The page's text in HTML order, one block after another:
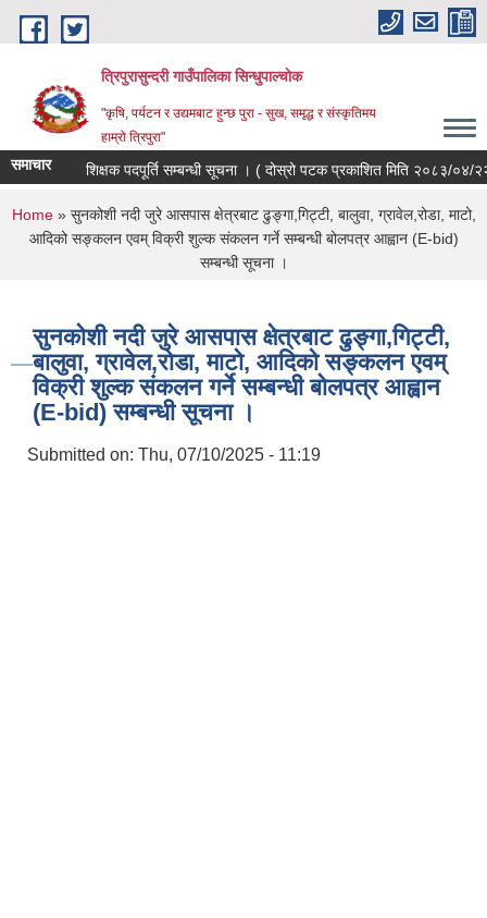
Skip to main content
त्रिपुरासुन्दरी गाउँपालिका सिन्धुपाल्चाेक
"कृषि, पर्यटन र उद्यमबाट हुन्छ पुरा - सुख, समृद्ध र संस्कृतिमय
हाम्रो त्रिपुरा"
समाचार शिक्षक पदपूर्ति सम्बन्धी सूचना । ( दोस्रो पटक प्रकाशित मिति २०८३/०४/२२)
You are here
Home» सुनकोशी नदी जुरे आसपास क्षेत्रबाट ढुङ्‍गा,गिट्टी, बालुवा, ग्रावेल,रोडा, माटो,
आदिको सङ्कलन एवम् विक्री शुल्क संकलन गर्ने सम्बन्धी बोलपत्र आह्वान (E-bid)
सम्बन्धी सूचना ।
सुनकोशी नदी जुरे आसपास क्षेत्रबाट ढुङ्‍गा,गिट्टी,
बालुवा, ग्रावेल,रोडा, माटो, आदिको सङ्कलन एवम्
विक्री शुल्क संकलन गर्ने सम्बन्धी बोलपत्र आह्वान
(E-bid) सम्बन्धी सूचना ।
Submitted on: Thu, 07/10/2025 - 11:19